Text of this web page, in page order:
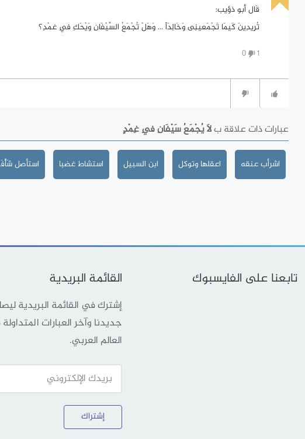
قَال أبو ذؤيب:
تُرِيدِينَ كَيمَا تَجْمَعينِى وَخَالِدَاً ... وَهَلْ تُجْمَعُ السِّيْفَانِ وَيْحَكِ فِي غمْدِ؟
1
0
عبارات ذات علاقة بلاَ يُجْمَعُ سَيْفَانِ فِي غِمْدٍ
اشرأب عنقه اعقلها وتوكل ابن السبيل استشاط غضبا استأصل
تابعنا على الفايسبوك القائمة البريدية
إشترك في القائمة البريدية
جديدنا وآخر العبارات
العالم العربي.
إشتراك